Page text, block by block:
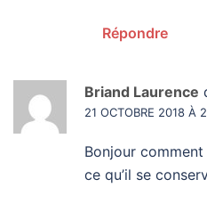
Répondre
Briand Laurence
21 OCTOBRE 2018 À
Bonjour
ce qu’il se